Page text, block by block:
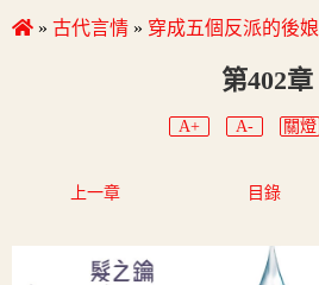
» 古代言情 » 穿成五個反派的後娘
第402章
A+ A- 關燈
上一章 目錄